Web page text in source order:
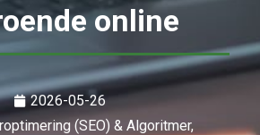
online
2026-05-26
(SEO) & Algoritmer,